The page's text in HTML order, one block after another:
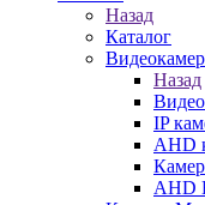
Назад
Каталог
Назад
IP
AHD
AHD